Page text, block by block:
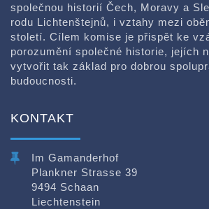
společnou historií Čech, Moravy a
rodu Lichtenštejnů, i vztahy mezi
století. Cílem komise je přispět ke
porozumění společné historie, jejích
vytvořit tak základ pro dobrou
budoucnosti.
KONTAKT
Im Gamanderhof
Plankner Strasse 39
9494 Schaan
Liechtenstein